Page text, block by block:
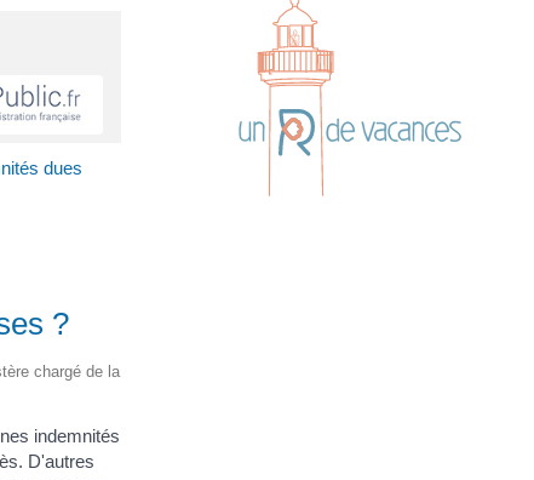
dues
?
chargé de la
indemnités
D'autres